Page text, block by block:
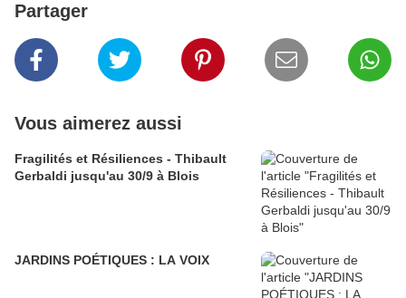
Partager
Vous aimerez aussi
Fragilités et Résiliences - Thibault
Gerbaldi jusqu'au 30/9 à Blois
JARDINS POÉTIQUES : LA VOIX